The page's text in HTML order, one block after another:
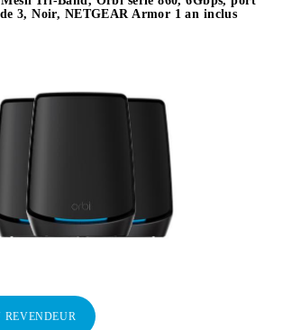
3, Noir, NETGEAR Armor 1 an inclus
REVENDEUR